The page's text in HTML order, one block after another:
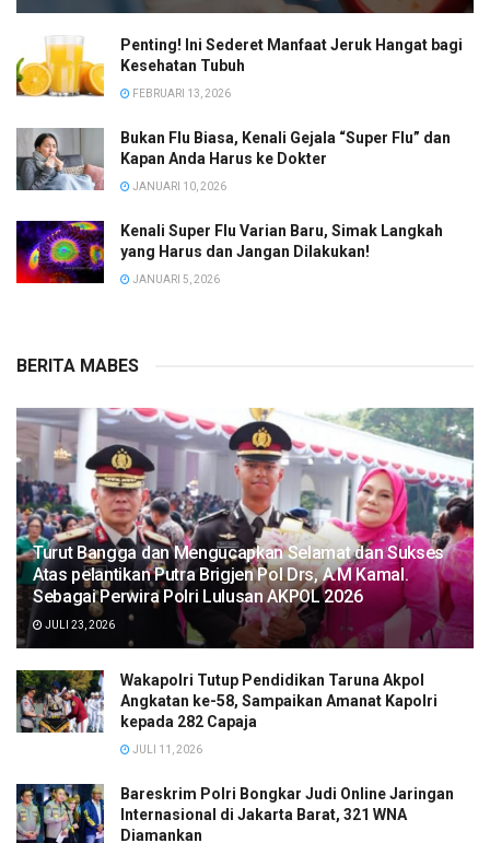
Penting! Ini Sederet Manfaat Jeruk Hangat bagi
Kesehatan Tubuh
FEBRUARI 13, 2026
Bukan Flu Biasa, Kenali Gejala “Super Flu” dan
Kapan Anda Harus ke Dokter
JANUARI 10, 2026
Kenali Super Flu Varian Baru, Simak Langkah
yang Harus dan Jangan Dilakukan!
JANUARI 5, 2026
BERITA MABES
Turut Bangga dan Mengucapkan Selamat dan Sukses
Atas pelantikan Putra Brigjen Pol Drs, A.M Kamal.
Sebagai Perwira Polri Lulusan AKPOL 2026
JULI 23, 2026
Wakapolri Tutup Pendidikan Taruna Akpol
Angkatan ke-58, Sampaikan Amanat Kapolri
kepada 282 Capaja
JULI 11, 2026
Bareskrim Polri Bongkar Judi Online Jaringan
Internasional di Jakarta Barat, 321 WNA
Diamankan